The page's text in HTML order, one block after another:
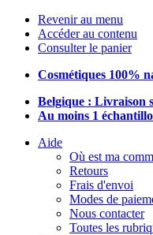
Revenir au menu
Accéder au contenu
Consulter le panier
Cosmétiques 100%
Belgique : Livraison
Au moins 1
Aide
Où est ma
Retours
Frais d'envoi
Modes de
Nous contacter
Toutes les